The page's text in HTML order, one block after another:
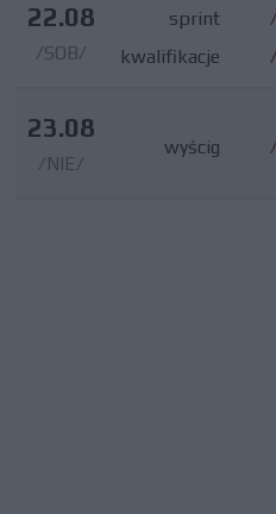
22.08
/SOB/
sprint
kwalifikacje
/
/
23.08
/NIE/
wyścig /